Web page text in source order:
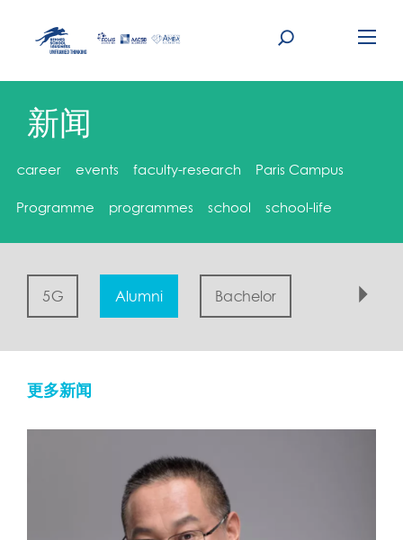
content
新闻
career events faculty-research
Paris Campus
Programme
programmes school school-life
5G Alumni Bachelor
Campus
PGE
更多新闻